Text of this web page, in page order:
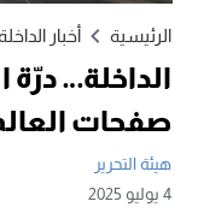
الرئيسية أخبار
الداخلة… درّة
صفحات
هيئة التحرير
4 يوليو 2025